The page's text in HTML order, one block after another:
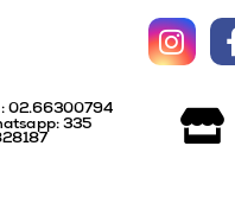
02.66300794
335